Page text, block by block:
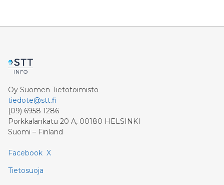
Oy Suomen Tietotoimisto
tiedote@stt.fi
(09) 6958 1286
Porkkalankatu 20 A, 00180 HELSINKI
Suomi – Finland
Facebook X
Tietosuoja